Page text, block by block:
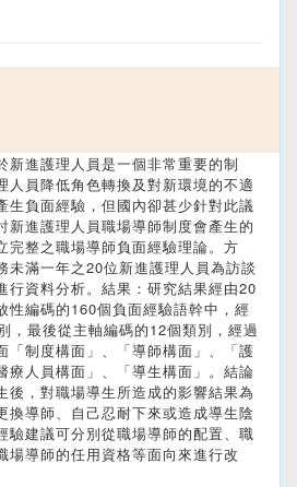
新進護理人員是一個非常重要的制
人員降低角色轉換及對新環境的不適
生負面經驗，但國內卻甚少針對此議
新進護理人員職場導師制度會產生的
完整之職場導師負面經驗理論。方
未滿一年之20位新進護理人員為訪談
行資料分析。結果：研究結果經由20
性編碼的160個負面經驗語幹中，經
，最後從主軸編碼的12個類別，經過
「制度構面」、「導師構面」、「護
療人員構面」、「導生構面」。結論
後，對職場導生所造成的影響結果為
換導師、自己忍耐下來或造成導生陰
驗建議可分別從職場導師的配置、職
場導師的任用資格等面向來進行改